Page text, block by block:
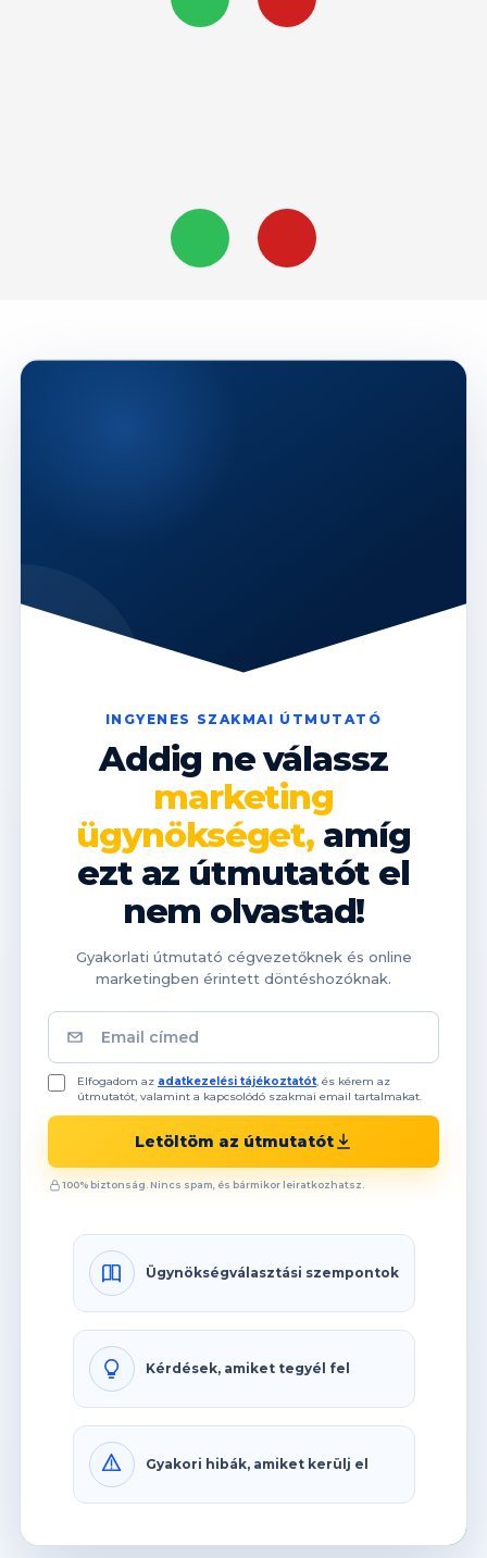
INGYENES SZAKMAI ÚTMUTATÓ
Addig ne válassz
marketing
ügynökséget, amíg
ezt az útmutatót el
nem olvastad!
Gyakorlati útmutató cégvezetőknek és online
marketingben érintett döntéshozóknak.
Elfogadom az adatkezelési tájékoztatót , és kérem az
útmutatót, valamint a kapcsolódó szakmai email tartalmakat.
Letöltöm az útmutatót
100% biztonság. Nincs spam, és bármikor leiratkozhatsz.
Ügynökségválasztási szempontok
Kérdések, amiket tegyél fel
Gyakori hibák, amiket kerülj el